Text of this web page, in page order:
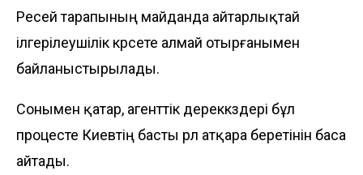
Ресей тарапының майданда айтарлықтай
ілгерілеушілік көрсете алмай отырғанымен
байланыстырылады.
Сонымен қатар, агенттік дереккөздері бұл
процесте Киевтің басты рөл атқара беретінін баса
айтады.